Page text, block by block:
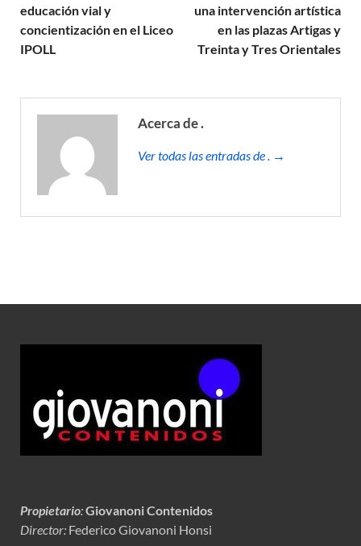
educación vial y
concientización en el Liceo
IPOLL
una intervención artística
en las plazas Artigas y
Treinta y Tres Orientales
Acerca de .
Ver todas las entradas de . →
Propietario:Giovanoni Contenidos
Director: Federico Giovanoni Honsi